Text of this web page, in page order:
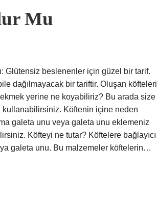
Mu
Glütensiz beslenenler için güzel bir tarif.
dağılmayacak bir tariftir. Oluşan köfteleri
yerine ne koyabiliriz? Bu arada size
kullanabilirsiniz. Köftenin içine neden
galeta unu veya galeta unu eklemeniz
Köfteyi ne tutar? Köftelere bağlayıcı
galeta unu. Bu malzemeler köftelerin…